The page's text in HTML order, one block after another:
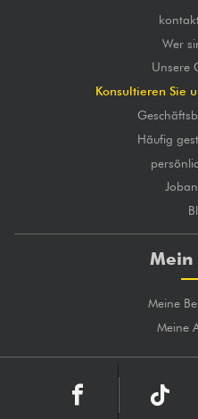
Wer
Unsere
Konsultieren Sie
Häufig
Mein
Meine
Meine